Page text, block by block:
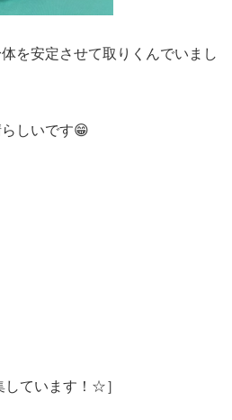
を安定させて取りくんでいまし
しいです😁
ています！☆］